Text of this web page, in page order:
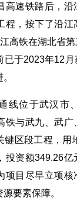
高速铁路后，沿
程，按下了沿江
江高铁在湖北省
已于2023年12月
线位于武汉市
铁与武九、武广
键区段工程，用
投资额349.26亿
项目尽早立项核
要素保障。